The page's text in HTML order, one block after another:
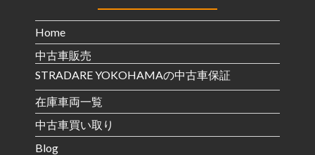
Home
中古車販売
STRADARE YOKOHAMAの中古車保証
在庫車両一覧
中古車買い取り
Blog